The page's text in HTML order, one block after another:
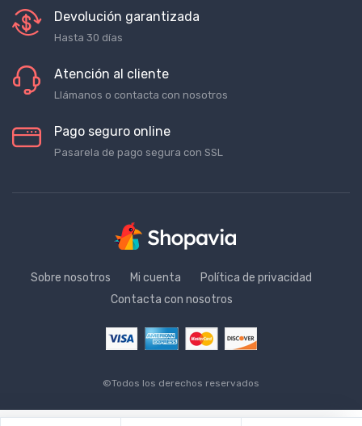
Devolución garantizada
Hasta 30 días
Atención al cliente
Llámanos o contacta con nosotros
Pago seguro online
Pasarela de pago segura con SSL
Sobre nosotros Mi cuenta
Política de privacidad
Contacta con nosotros
©Todos los derechos reservados